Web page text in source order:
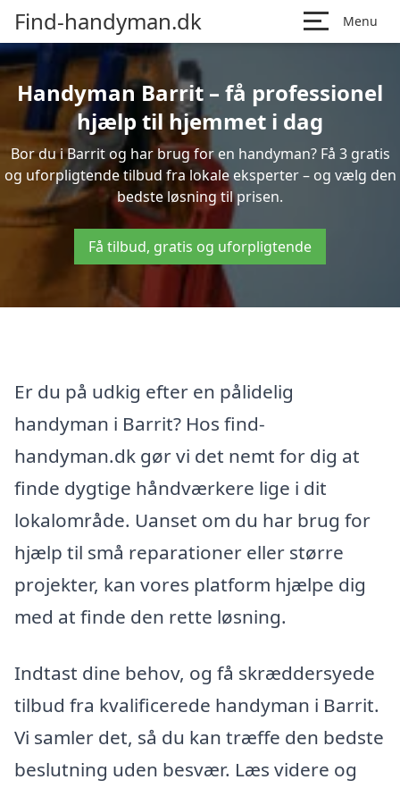
Find-handyman.dk Menu
Handyman Barrit – få professionel
hjælp til hjemmet i dag
Bor du i Barrit og har brug for en handyman? Få 3 gratis
og uforpligtende tilbud fra lokale eksperter – og vælg den
bedste løsning til prisen.
Få tilbud, gratis og uforpligtende
Er du på udkig efter en pålidelig
handyman i Barrit? Hos find-
handyman.dk gør vi det nemt for dig at
finde dygtige håndværkere lige i dit
lokalområde. Uanset om du har brug for
hjælp til små reparationer eller større
projekter, kan vores platform hjælpe dig
med at finde den rette løsning.
Indtast dine behov, og få skræddersyede
tilbud fra kvalificerede handyman i Barrit.
Vi samler det, så du kan træffe den bedste
beslutning uden besvær. Læs videre og